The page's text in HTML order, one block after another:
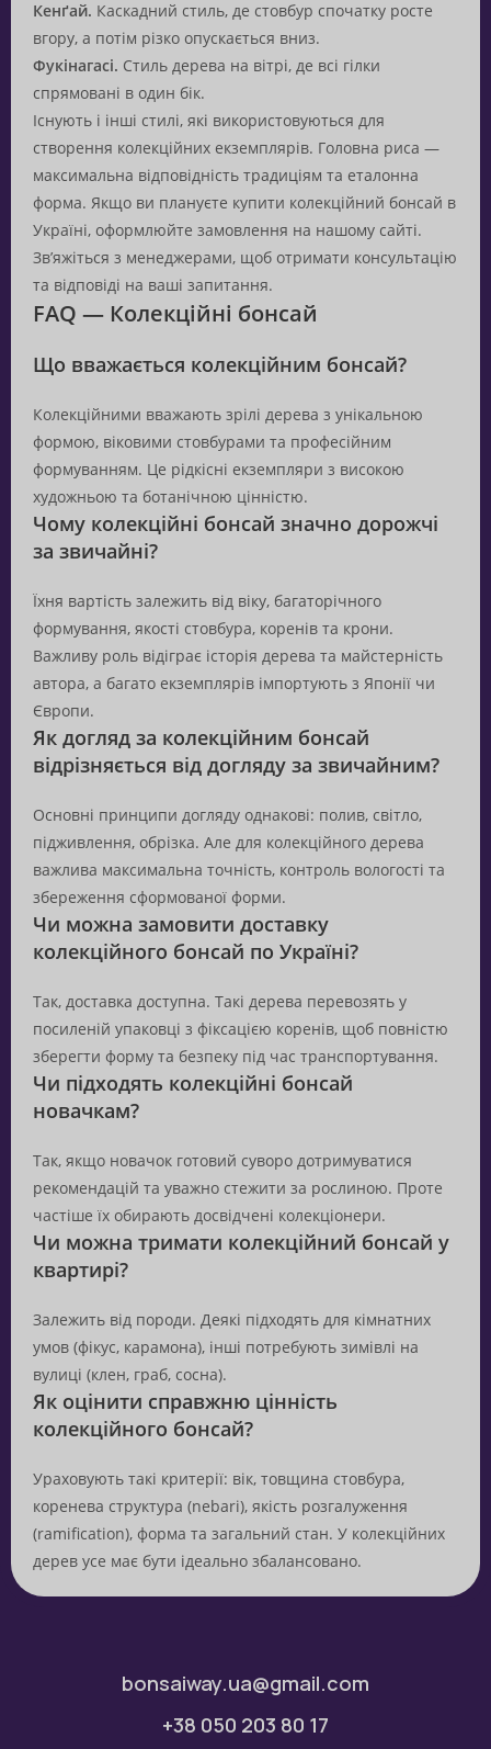
Кенґай. Каскадний стиль, де стовбур спочатку росте
вгору, а потім різко опускається вниз.
Фукінагасі. Стиль дерева на вітрі, де всі гілки
спрямовані в один бік.
Існують і інші стилі, які використовуються для
створення колекційних екземплярів. Головна риса —
максимальна відповідність традиціям та еталонна
форма. Якщо ви плануєте купити колекційний бонсай в
Україні, оформлюйте замовлення на нашому сайті.
Зв’яжіться з менеджерами, щоб отримати консультацію
та відповіді на ваші запитання.
FAQ — Колекційні бонсай
Що вважається колекційним бонсай?
Колекційними вважають зрілі дерева з унікальною
формою, віковими стовбурами та професійним
формуванням. Це рідкісні екземпляри з високою
художньою та ботанічною цінністю.
Чому колекційні бонсай значно дорожчі
за звичайні?
Їхня вартість залежить від віку, багаторічного
формування, якості стовбура, коренів та крони.
Важливу роль відіграє історія дерева та майстерність
автора, а багато екземплярів імпортують з Японії чи
Європи.
Як догляд за колекційним бонсай
відрізняється від догляду за звичайним?
Основні принципи догляду однакові: полив, світло,
підживлення, обрізка. Але для колекційного дерева
важлива максимальна точність, контроль вологості та
збереження сформованої форми.
Чи можна замовити доставку
колекційного бонсай по Україні?
Так, доставка доступна. Такі дерева перевозять у
посиленій упаковці з фіксацією коренів, щоб повністю
зберегти форму та безпеку під час транспортування.
Чи підходять колекційні бонсай
новачкам?
Так, якщо новачок готовий суворо дотримуватися
рекомендацій та уважно стежити за рослиною. Проте
частіше їх обирають досвідчені колекціонери.
Чи можна тримати колекційний бонсай у
квартирі?
Залежить від породи. Деякі підходять для кімнатних
умов (фікус, карамона), інші потребують зимівлі на
вулиці (клен, граб, сосна).
Як оцінити справжню цінність
колекційного бонсай?
Ураховують такі критерії: вік, товщина стовбура,
коренева структура (nebari), якість розгалуження
(ramification), форма та загальний стан. У колекційних
дерев усе має бути ідеально збалансовано.
bonsaiway.ua@gmail.com
+38 050 203 80 17